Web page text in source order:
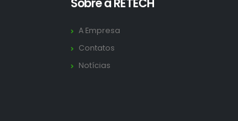
Sobre a RETECH
A Empresa
Contatos
Notícias